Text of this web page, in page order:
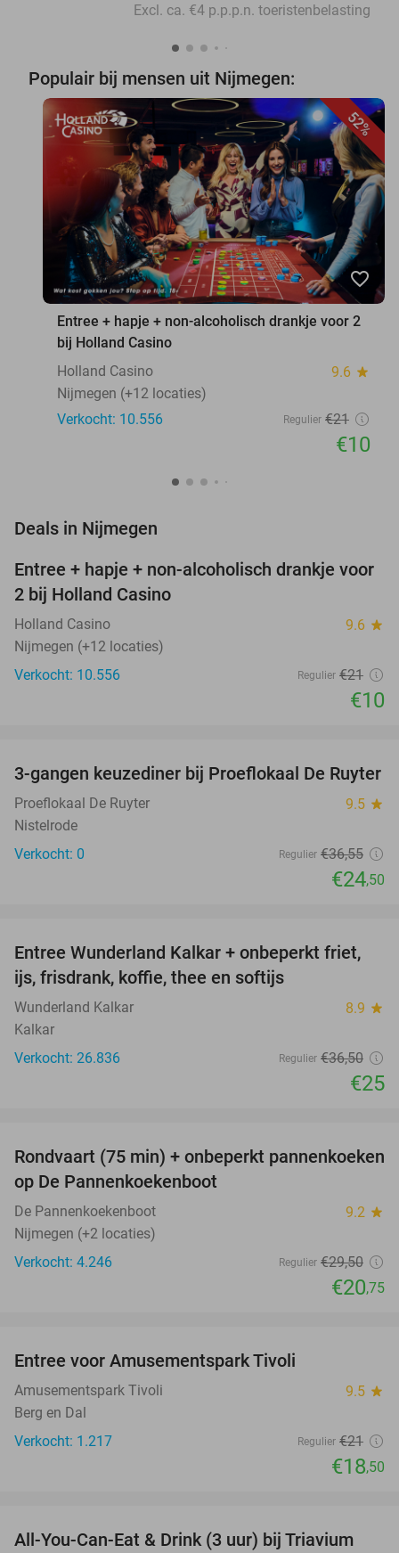
Excl. ca. €4 p.p.p.n. toeristenbelasting
Populair bij mensen uit Nijmegen:
52%
favorite_border
Entree + hapje + non-alcoholisch drankje voor 2
bij Holland Casino
Holland Casino
9.6 star
Nijmegen (+12 locaties)
Verkocht: 10.556
Regulier €21
€10
Deals in Nijmegen
52%
Entree + hapje + non-alcoholisch drankje voor
2 bij Holland Casino
Holland Casino 9.6 star
Nijmegen (+12 locaties)
Verkocht: 10.556
Regulier €21
€10
33%
NEW
TODAY
3-gangen keuzediner bij Proeflokaal De Ruyter
Proeflokaal De Ruyter 9.5 star
Nistelrode
Verkocht: 0
Regulier €36,55
€24,50
32%
Entree Wunderland Kalkar + onbeperkt friet,
ijs, frisdrank, koffie, thee en softijs
Wunderland Kalkar 8.9 star
Kalkar
Verkocht: 26.836
Regulier €36,50
€25
30%
Rondvaart (75 min) + onbeperkt pannenkoeken
op De Pannenkoekenboot
De Pannenkoekenboot 9.2 star
Nijmegen (+2 locaties)
Verkocht: 4.246
Regulier €29,50
€20,75
Entree voor Amusementspark Tivoli
Amusementspark Tivoli 9.5 star
Berg en Dal
Verkocht: 1.217
Regulier €21
€18,50
21%
All-You-Can-Eat & Drink (3 uur) bij Triavium